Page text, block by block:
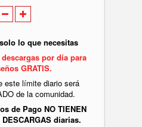
lo que necesitas
por día para
GRATIS.
este límite diario será
de la comunidad.
de Pago NO TIENEN
diarias.